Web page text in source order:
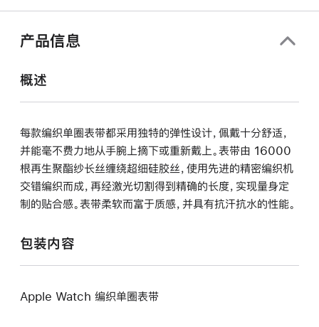
中
产品信息
概述
每款编织单圈表带都采用独特的弹性设计，佩戴十分舒适，
并能毫不费力地从手腕上摘下或重新戴上。表带由 16000
根再生聚酯纱长丝缠绕超细硅胶丝，使用先进的精密编织机
交错编织而成，再经激光切割得到精确的长度，实现量身定
制的贴合感。表带柔软而富于质感，并具有抗汗抗水的性能。
包装内容
Apple Watch 编织单圈表带